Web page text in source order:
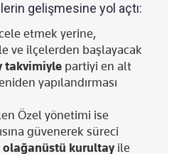
gelişmesine yol açtı:
etmek yerine,
ve ilçelerden başlayacak
takvimiyle partiyi en alt
yapılandırması
Özel yönetimi ise
güvenerek süreci
olağanüstü kurultayile